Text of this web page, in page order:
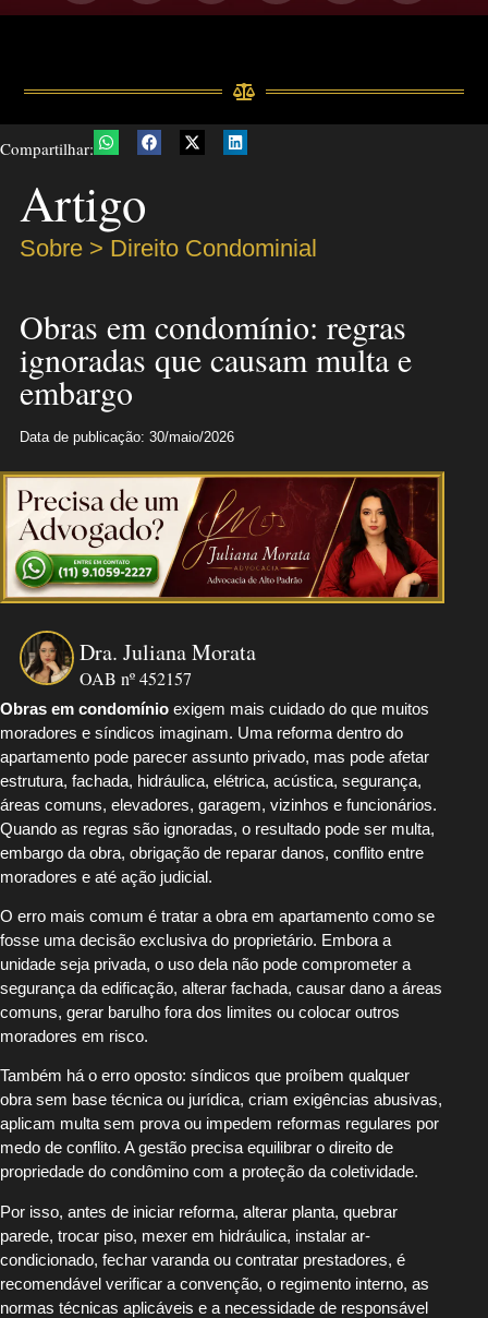
Compartilhar:
Artigo
Sobre > Direito Condominial
Obras em condomínio: regras
ignoradas que causam multa e
embargo
Data de publicação: 30/maio/2026
Dra. Juliana Morata
OAB nº 452157
Obras em condomínio exigem mais cuidado do que muitos
moradores e síndicos imaginam. Uma reforma dentro do
apartamento pode parecer assunto privado, mas pode afetar
estrutura, fachada, hidráulica, elétrica, acústica, segurança,
áreas comuns, elevadores, garagem, vizinhos e funcionários.
Quando as regras são ignoradas, o resultado pode ser multa,
embargo da obra, obrigação de reparar danos, conflito entre
moradores e até ação judicial.
O erro mais comum é tratar a obra em apartamento como se
fosse uma decisão exclusiva do proprietário. Embora a
unidade seja privada, o uso dela não pode comprometer a
segurança da edificação, alterar fachada, causar dano a áreas
comuns, gerar barulho fora dos limites ou colocar outros
moradores em risco.
Também há o erro oposto: síndicos que proíbem qualquer
obra sem base técnica ou jurídica, criam exigências abusivas,
aplicam multa sem prova ou impedem reformas regulares por
medo de conflito. A gestão precisa equilibrar o direito de
propriedade do condômino com a proteção da coletividade.
Por isso, antes de iniciar reforma, alterar planta, quebrar
parede, trocar piso, mexer em hidráulica, instalar ar-
condicionado, fechar varanda ou contratar prestadores, é
recomendável verificar a convenção, o regimento interno, as
normas técnicas aplicáveis e a necessidade de responsável